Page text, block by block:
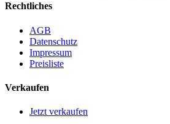
Rechtliches
AGB
Datenschutz
Impressum
Preisliste
Verkaufen
Jetzt verkaufen